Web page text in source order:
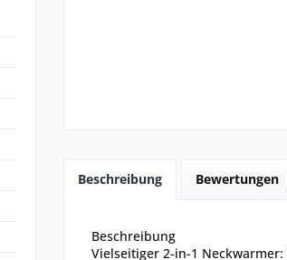
Beschreibung Bewertungen
Beschreibung
Vielseitiger 2-in-1